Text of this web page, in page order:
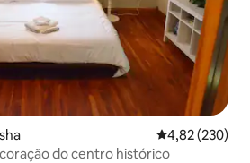
4,82 de uma
4,82 (230)
do centro histórico